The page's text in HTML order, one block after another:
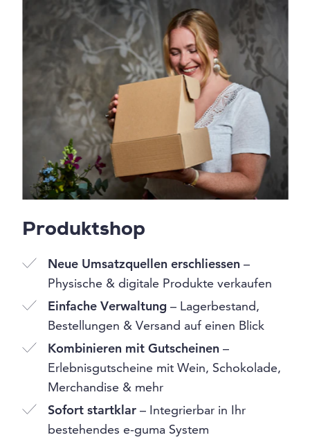
Produktshop
Neue Umsatzquellen erschliessen –
Physische & digitale Produkte verkaufen
Einfache Verwaltung – Lagerbestand,
Bestellungen & Versand auf einen Blick
Kombinieren mit Gutscheinen –
Erlebnisgutscheine mit Wein, Schokolade,
Merchandise & mehr
Sofort startklar – Integrierbar in Ihr
bestehendes e-guma System